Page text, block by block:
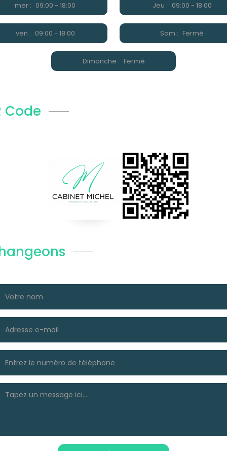
mer : 09:00 - 18:00 Jeu : 09:00 - 18:00
ven : 09:00 - 18:00 Sam : Fermé
Dimanche : Fermé
Code